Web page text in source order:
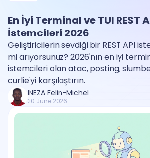
En İyi Terminal ve TUI REST
İstemcileri 2026
Geliştiricilerin sevdiği bir REST API
mi arıyorsunuz? 2026'nın en iyi
istemcileri olan atac, posting,
curlie'yi karşılaştırın.
INEZA Felin-Michel
30 June 2026